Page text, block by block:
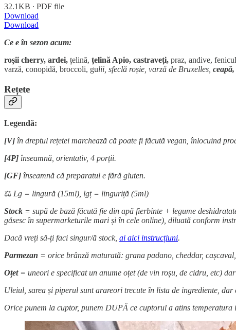
32.1KB ∙ PDF file
Download
Download
Ce e în sezon acum:
roșii cherry, ardei, țelină, țelină Apio, castraveți, praz, andive,
varză, conopidă, broccoli, gulii, sfeclă roșie, varză de Bruxelles,
Rețete
Legendă:
[V] în dreptul rețetei marchează că poate fi făcută vegan, înlocuind
[4P] înseamnă, orientativ, 4 porții.
[GF] înseamnă că preparatul e fără gluten.
⚖️ Lg = lingură (15ml), lgț = linguriță (5ml)
Stock = supă de bază făcută fie din apă fierbinte + legume
găsesc în supermarketurile mari și în cele online), diluată conform
Dacă vreți să-ți faci singur/ă stock, ai aici instrucțiuni.
Parmezan = orice brânză maturată: grana padano, cheddar,
Oțet = uneori e specificat un anume oțet (de vin roșu, de cidru, etc)
Uleiul, sarea și piperul sunt arareori trecute în lista de ingrediente,
Orice punem la cuptor, punem DUPĂ ce cuptorul a atins temperatura